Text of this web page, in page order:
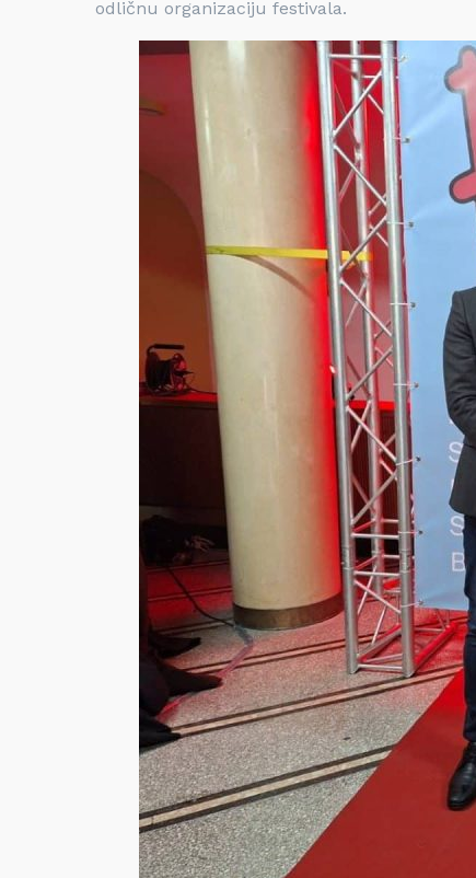
odličnu organizaciju festivala.